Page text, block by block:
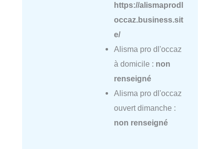
https://alismaprodl
occaz.business.sit
e/
Alisma pro dl'occaz
à domicile : non
renseigné
Alisma pro dl'occaz
ouvert dimanche :
non renseigné